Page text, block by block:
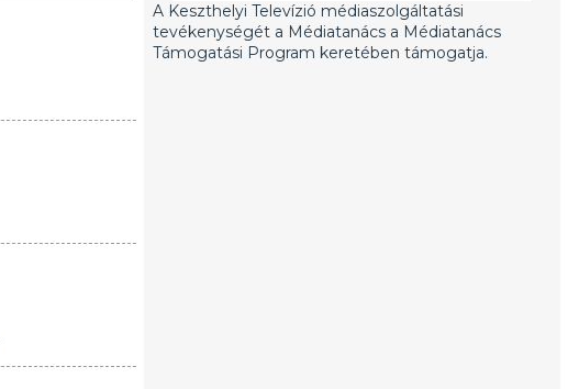
A Keszthelyi Televízió médiaszolgáltatási
tevékenységét a Médiatanács a Médiatanács
Támogatási Program keretében támogatja.